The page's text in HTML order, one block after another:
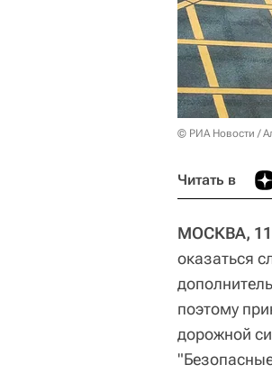
© РИА Новости /
Читать в
МОСКВА,
оказаться
поэтому
дорожной